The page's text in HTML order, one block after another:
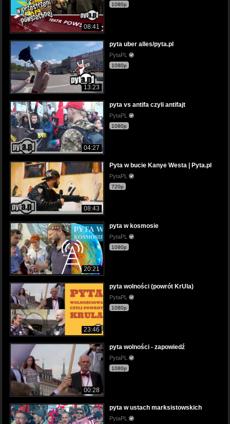
08:41
1080p
13:23
pyta uber alles/pyta.pl
PytaPL
1080p
04:27
pyta vs antifa czyli antifajt
PytaPL
1080p
08:43
Pyta w bucie Kanye Westa | Pyta.pl
PytaPL
720p
20:21
pyta w kosmosie
PytaPL
1080p
23:46
pyta wolności (powrót KrUla)
PytaPL
1080p
00:28
pyta wolności - zapowiedź
PytaPL
1080p
pyta w ustach marksistowskich
PytaPL